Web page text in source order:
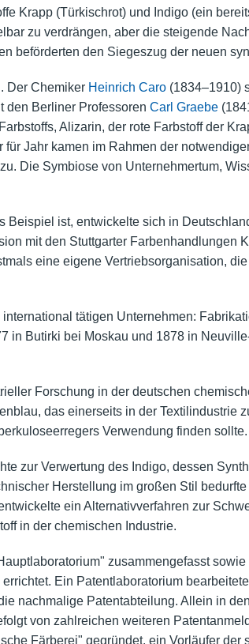
Krapp (Türkischrot) und Indigo (ein
zu verdrängen, aber die steigende
beförderten den Siegeszug der neuen
Der Chemiker Heinrich Caro(1834–1910)
den Berliner Professoren Carl Graebe
Alizarin, der rote Farbstoff der
Jahr kamen im Rahmen der
Die Symbiose von Unternehmertum,
Beispiel ist, entwickelte sich in
mit den Stuttgarter Farbenhandlungen
eine eigene Vertriebsorganisation,
tätigen Unternehmen:
in Butirki bei Moskau und 1878 in
Forschung in der deutschen
das einerseits in der Textilindustrie
Verwendung finden sollte.
zur Verwertung des Indigo, dessen
Herstellung im großen Stil
ein Alternativverfahren zur
in der chemischen Industrie.
zusammengefasst
Ein Patentlaboratorium
nachmalige Patentabteilung. Allein in
von zahlreichen weiteren
Färberei" gegründet, ein Vorläufer der